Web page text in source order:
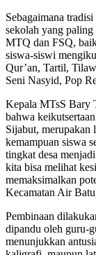
Sebagaimana
sekolah yang paling
MTQ dan FSQ,
siswa-siswi
Qur’an, Tartil,
Seni Nasyid, Pop
Kepala MTsS Bary
bahwa
Sijabut, merupakan
kemampuan siswa
tingkat desa
kita bisa melihat
memaksimalkan
Kecamatan Air
Pembinaan
dipandu oleh guru-
menunjukkan